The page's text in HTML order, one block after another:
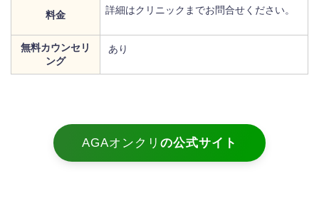
料金 詳細はクリニックまでお問合せください。
無料カウンセリ
ング
あり
AGAオンクリ の公式サイト